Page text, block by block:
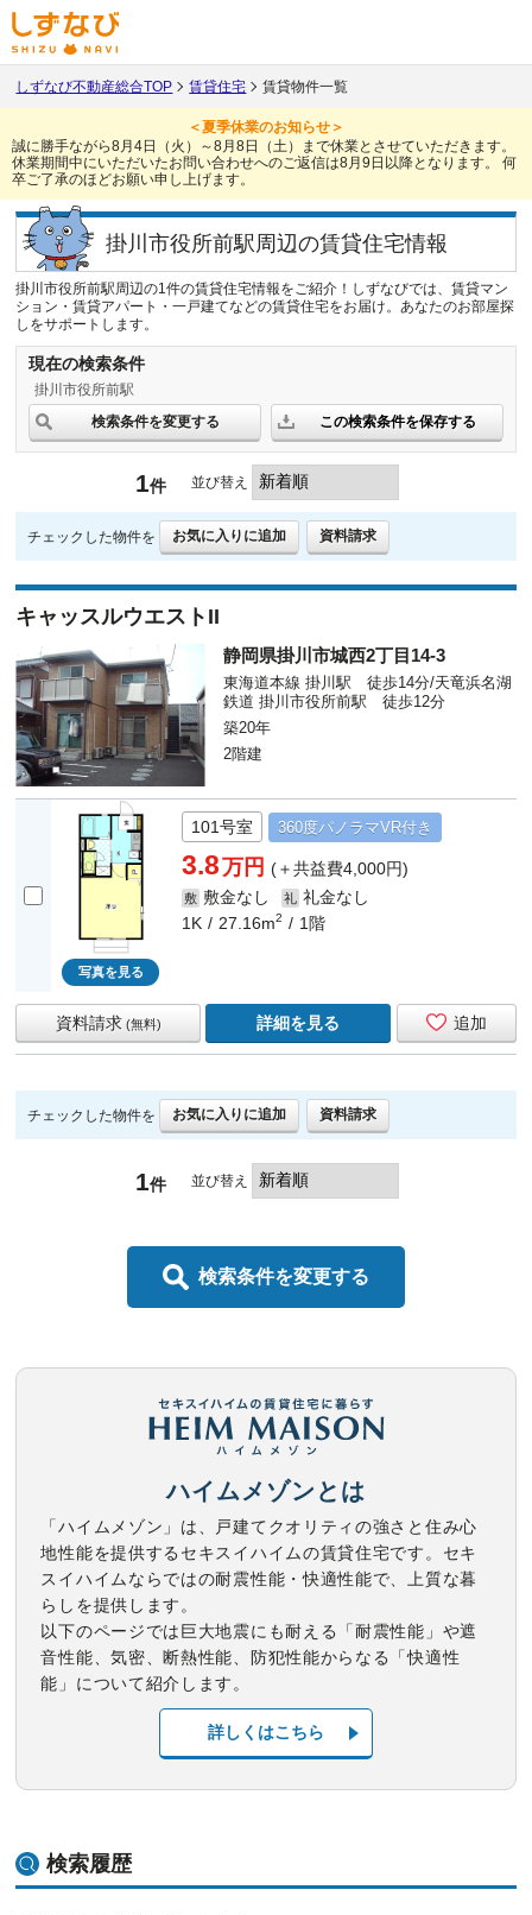
しずなび不動産総合TOP 賃貸住宅 賃貸物件一覧
＜夏季休業のお知らせ＞
誠に勝手ながら8月4日（火）～8月8日（土）まで休業とさせていただきます。
休業期間中にいただいたお問い合わせへのご返信は8月9日以降となります。
何
卒ご了承のほどお願い申し上げます。
掛川市役所前駅周辺の賃貸住宅情報
掛川市役所前駅周辺の1件の賃貸住宅情報をご紹介！しずなびでは、賃貸マン
ション・賃貸アパート・一戸建てなどの賃貸住宅をお届け。あなたのお部屋探
しをサポートします。
現在の検索条件
掛川市役所前駅
検索条件を変更する
この検索条件を保存する
1件 並び替え
チェックした物件を お気に入りに追加 資料請求
キャッスルウエストII
静岡県掛川市城西2丁目14-3
東海道本線 掛川駅 徒歩14分/天竜浜名湖
鉄道 掛川市役所前駅 徒歩12分
築20年
2階建
写真を見る
101号室 360度パノラマVR付き
3.8万円(＋共益費4,000円)
敷 敷金なし 礼 礼金なし
1K
27.16m2 1階
追加
資料請求 (無料) 詳細を見る
チェックした物件を お気に入りに追加 資料請求
1件 並び替え
検索条件を変更する
ハイムメゾンとは
「ハイムメゾン」は、戸建てクオリティの強さと住み心
地性能を提供するセキスイハイムの賃貸住宅です。セキ
スイハイムならではの耐震性能・快適性能で、上質な暮
らしを提供します。
以下のページでは巨大地震にも耐える「耐震性能」や遮
音性能、気密、断熱性能、防犯性能からなる「快適性
能」について紹介します。
詳しくはこちら
検索履歴